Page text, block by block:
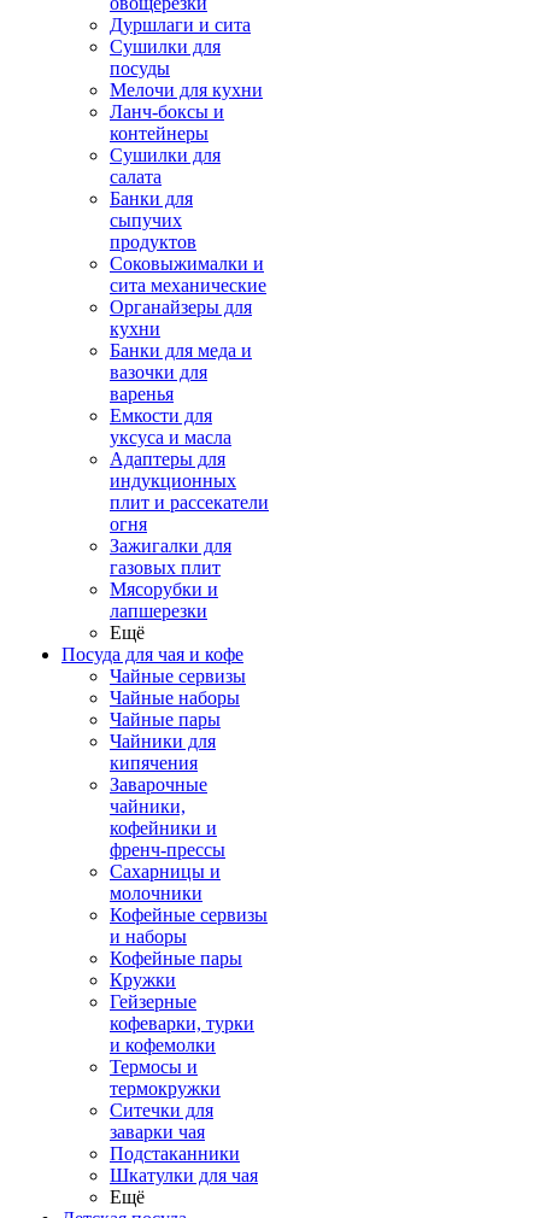
Дуршлаги и сита
Сушилки для
посуды
Мелочи для кухни
Ланч-боксы и
контейнеры
Сушилки для
салата
Банки для
сыпучих
продуктов
Соковыжималки и
сита механические
Органайзеры для
кухни
Банки для меда и
вазочки для
варенья
Емкости для
уксуса и масла
Адаптеры для
индукционных
плит и рассекатели
огня
Зажигалки для
газовых плит
Мясорубки и
лапшерезки
Ещё
Посуда для чая и кофе
Чайные сервизы
Чайные наборы
Чайные пары
Чайники для
кипячения
Заварочные
чайники,
кофейники и
френч-прессы
Сахарницы и
молочники
Кофейные сервизы
и наборы
Кофейные пары
Кружки
Гейзерные
кофеварки, турки
и кофемолки
Термосы и
термокружки
Ситечки для
заварки чая
Подстаканники
Шкатулки для чая
Ещё